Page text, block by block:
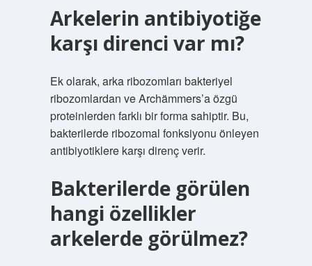
Arkelerin antibiyotiğe
karşı direnci var mı?
Ek olarak, arka ribozomları bakteriyel
ribozomlardan ve Archämmers’a özgü
proteinlerden farklı bir forma sahiptir. Bu,
bakterilerde ribozomal fonksiyonu önleyen
antibiyotiklere karşı direnç verir.
Bakterilerde görülen
hangi özellikler
arkelerde görülmez?